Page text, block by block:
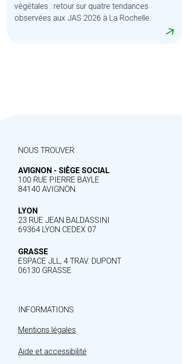
végétales : retour sur quatre tendances
observées aux JAS 2026 à La Rochelle.
NOUS TROUVER
AVIGNON - SIÈGE SOCIAL
100 RUE PIERRE BAYLE
84140 AVIGNON
LYON
23 RUE JEAN BALDASSINI
69364 LYON CEDEX 07
GRASSE
ESPACE JLL, 4 TRAV. DUPONT
06130 GRASSE
INFORMATIONS
Mentions légales
Aide et accessibilité